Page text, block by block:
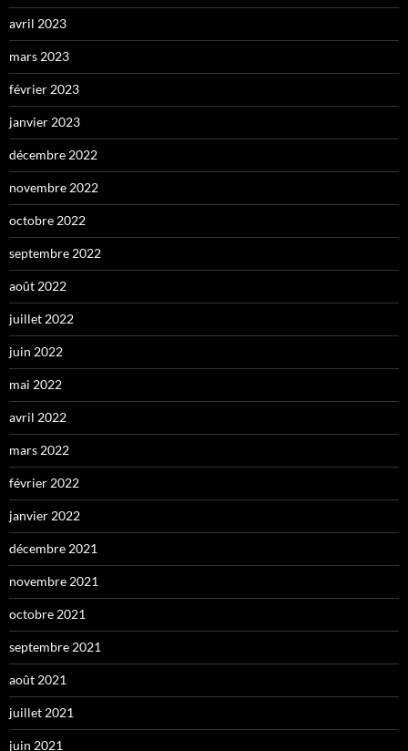
avril 2023
mars 2023
février 2023
janvier 2023
décembre 2022
novembre 2022
octobre 2022
septembre 2022
août 2022
juillet 2022
juin 2022
mai 2022
avril 2022
mars 2022
février 2022
janvier 2022
décembre 2021
novembre 2021
octobre 2021
septembre 2021
août 2021
juillet 2021
juin 2021